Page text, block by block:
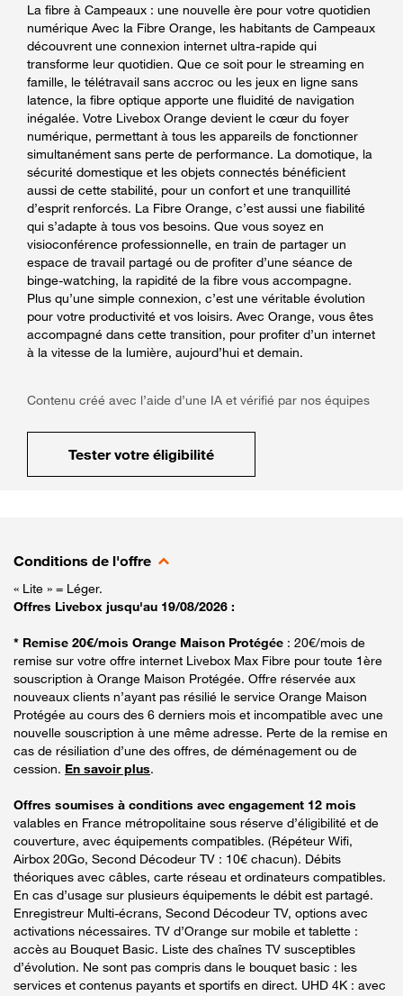
La fibre à Campeaux : une nouvelle ère pour votre quotidien
numérique Avec la Fibre Orange, les habitants de Campeaux
découvrent une connexion internet ultra-rapide qui
transforme leur quotidien. Que ce soit pour le streaming en
famille, le télétravail sans accroc ou les jeux en ligne sans
latence, la fibre optique apporte une fluidité de navigation
inégalée. Votre Livebox Orange devient le cœur du foyer
numérique, permettant à tous les appareils de fonctionner
simultanément sans perte de performance. La domotique, la
sécurité domestique et les objets connectés bénéficient
aussi de cette stabilité, pour un confort et une tranquillité
d’esprit renforcés. La Fibre Orange, c’est aussi une fiabilité
qui s’adapte à tous vos besoins. Que vous soyez en
visioconférence professionnelle, en train de partager un
espace de travail partagé ou de profiter d’une séance de
binge-watching, la rapidité de la fibre vous accompagne.
Plus qu’une simple connexion, c’est une véritable évolution
pour votre productivité et vos loisirs. Avec Orange, vous êtes
accompagné dans cette transition, pour profiter d’un internet
à la vitesse de la lumière, aujourd’hui et demain.
Contenu créé avec l’aide d’une IA et vérifié par nos équipes
Tester votre éligibilité
Conditions de l'offre
« Lite » = Léger.
Offres Livebox jusqu'au 19/08/2026 :
* Remise 20€/mois Orange Maison Protégée : 20€/mois de
remise sur votre offre internet Livebox Max Fibre pour toute 1ère
souscription à Orange Maison Protégée. Offre réservée aux
nouveaux clients n’ayant pas résilié le service Orange Maison
Protégée au cours des 6 derniers mois et incompatible avec une
nouvelle souscription à une même adresse. Perte de la remise en
cas de résiliation d’une des offres, de déménagement ou de
cession. En savoir plus.
Offres soumises à conditions avec engagement 12 mois
valables en France métropolitaine sous réserve d’éligibilité et de
couverture, avec équipements compatibles. (Répéteur Wifi,
Airbox 20Go, Second Décodeur TV : 10€ chacun). Débits
théoriques avec câbles, carte réseau et ordinateurs compatibles.
En cas d’usage sur plusieurs équipements le débit est partagé.
Enregistreur Multi-écrans, Second Décodeur TV, options avec
activations nécessaires. TV d’Orange sur mobile et tablette :
accès au Bouquet Basic. Liste des chaînes TV susceptibles
d’évolution. Ne sont pas compris dans le bouquet basic : les
services et contenus payants et sportifs en direct. UHD 4K : avec